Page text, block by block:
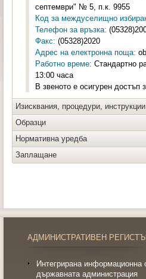
септември" № 5, п.к. 9955
Код за междуселищно
Телефон за връзка:
Факс: (05328)2020
Адрес на електронна поща:
Работно време: Стандартно
13:00 часа
В звеното е осигурен достъп
Изисквания, процедури, инструкции
Образци
Нормативна уредба
Заплащане
АДМИНИСТРАТИВЕН
Интегрирана информационна
държавната администрация